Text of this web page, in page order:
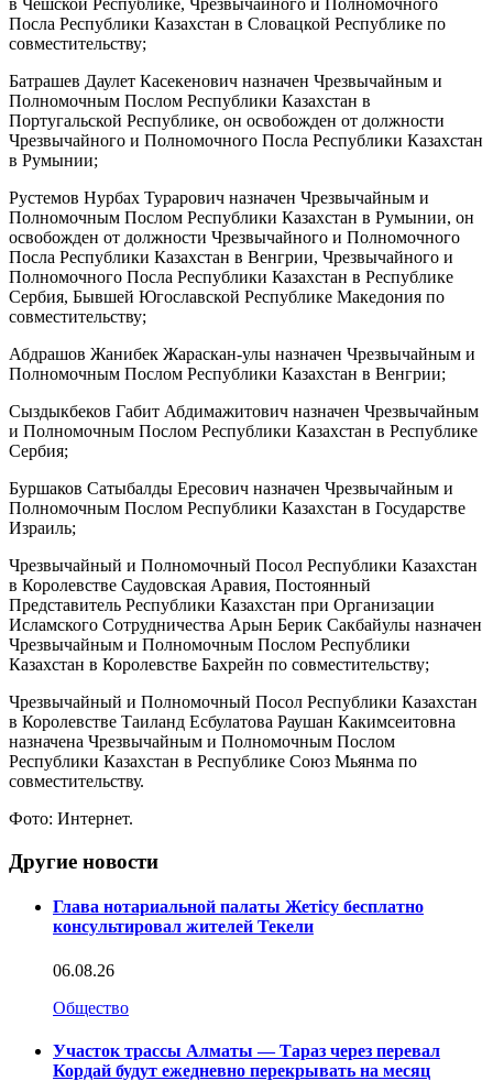
в Чешской Республике, Чрезвычайного и Полномочного
Посла Республики Казахстан в Словацкой Республике по
совместительству;
Батрашев Даулет Касекенович назначен Чрезвычайным и
Полномочным Послом Республики Казахстан в
Португальской Республике, он освобожден от должности
Чрезвычайного и Полномочного Посла Республики Казахстан
в Румынии;
Рустемов Нурбах Турарович назначен Чрезвычайным и
Полномочным Послом Республики Казахстан в Румынии, он
освобожден от должности Чрезвычайного и Полномочного
Посла Республики Казахстан в Венгрии, Чрезвычайного и
Полномочного Посла Республики Казахстан в Республике
Сербия, Бывшей Югославской Республике Македония по
совместительству;
Абдрашов Жанибек Жараскан-улы назначен Чрезвычайным и
Полномочным Послом Республики Казахстан в Венгрии;
Сыздыкбеков Габит Абдимажитович назначен Чрезвычайным
и Полномочным Послом Республики Казахстан в Республике
Сербия;
Буршаков Сатыбалды Ересович назначен Чрезвычайным и
Полномочным Послом Республики Казахстан в Государстве
Израиль;
Чрезвычайный и Полномочный Посол Республики Казахстан
в Королевстве Саудовская Аравия, Постоянный
Представитель Республики Казахстан при Организации
Исламского Сотрудничества Арын Берик Сакбайулы назначен
Чрезвычайным и Полномочным Послом Республики
Казахстан в Королевстве Бахрейн по совместительству;
Чрезвычайный и Полномочный Посол Республики Казахстан
в Королевстве Таиланд Есбулатова Раушан Какимсеитовна
назначена Чрезвычайным и Полномочным Послом
Республики Казахстан в Республике Союз Мьянма по
совместительству.
Фото: Интернет.
Другие новости
Глава нотариальной палаты Жетісу бесплатно
консультировал жителей Текели
06.08.26
Общество
Участок трассы Алматы — Тараз через перевал
Кордай будут ежедневно перекрывать на месяц